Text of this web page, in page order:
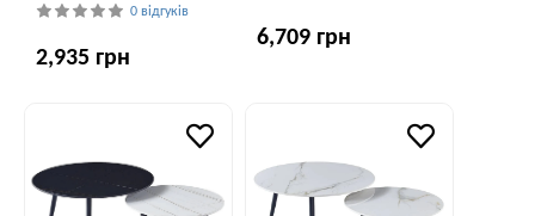
0 відгуків
2,935 грн
6,709 грн